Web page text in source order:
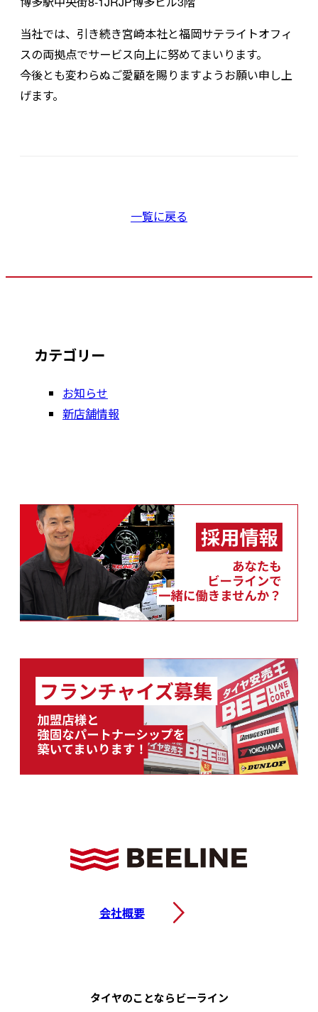
当社では、引き続き宮崎本社と福岡サテライトオフィ
スの両拠点でサービス向上に努めてまいります。
今後とも変わらぬご愛顧を賜りますようお願い申し上
げます。
一覧に戻る
カテゴリー
お知らせ
新店舗情報
会社概要
タイヤのことならビーライン